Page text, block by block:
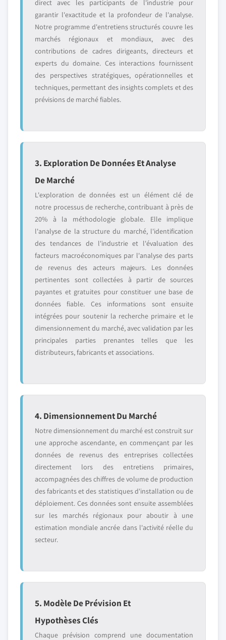
direct avec les participants de l'industrie pour
garantir l'exactitude et la profondeur de l'analyse.
Notre programme d'entretiens structurés couvre les
marchés régionaux et mondiaux, avec des
contributions de cadres dirigeants, directeurs et
experts du domaine. Ces interactions fournissent
des perspectives stratégiques, opérationnelles et
techniques, permettant des insights complets et des
prévisions de marché fiables.
3. Exploration De Données Et Analyse
De Marché
L'exploration de données est un élément clé de
notre processus de recherche, contribuant à près de
20% à la méthodologie globale. Elle implique
l'analyse de la structure du marché, l'identification
des tendances de l'industrie et l'évaluation des
facteurs macroéconomiques par l'analyse des parts
de revenus des acteurs majeurs. Les données
pertinentes sont collectées à partir de sources
payantes et gratuites pour constituer une base de
données fiable. Ces informations sont ensuite
intégrées pour soutenir la recherche primaire et le
dimensionnement du marché, avec validation par les
principales parties prenantes telles que les
distributeurs, fabricants et associations.
4. Dimensionnement Du Marché
Notre dimensionnement du marché est construit sur
une approche ascendante, en commençant par les
données de revenus des entreprises collectées
directement lors des entretiens primaires,
accompagnées des chiffres de volume de production
des fabricants et des statistiques d'installation ou de
déploiement. Ces données sont ensuite assemblées
sur les marchés régionaux pour aboutir à une
estimation mondiale ancrée dans l'activité réelle du
secteur.
5. Modèle De Prévision Et
Hypothèses Clés
Chaque prévision comprend une documentation